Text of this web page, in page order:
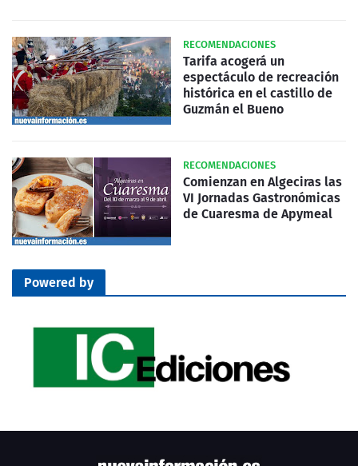
RECOMENDACIONES
Tarifa acogerá un
espectáculo de recreación
histórica en el castillo de
Guzmán el Bueno
RECOMENDACIONES
Comienzan en Algeciras las
VI Jornadas Gastronómicas
de Cuaresma de Apymeal
Powered by